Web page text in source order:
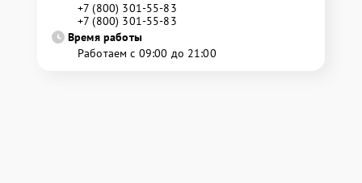
+7 (800) 301-55-83
+7 (800) 301-55-83
Время работы
Работаем с 09:00 до 21:00